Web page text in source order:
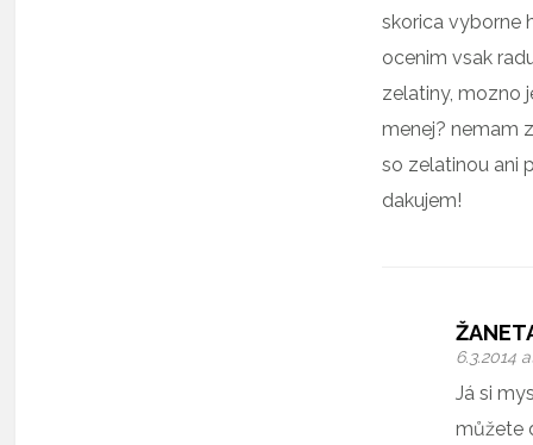
skorica vyborne
ocenim vsak
zelatiny, mozno
menej? nemam
so zelatinou ani
dakujem!
6.3.2014
Já si
můžete